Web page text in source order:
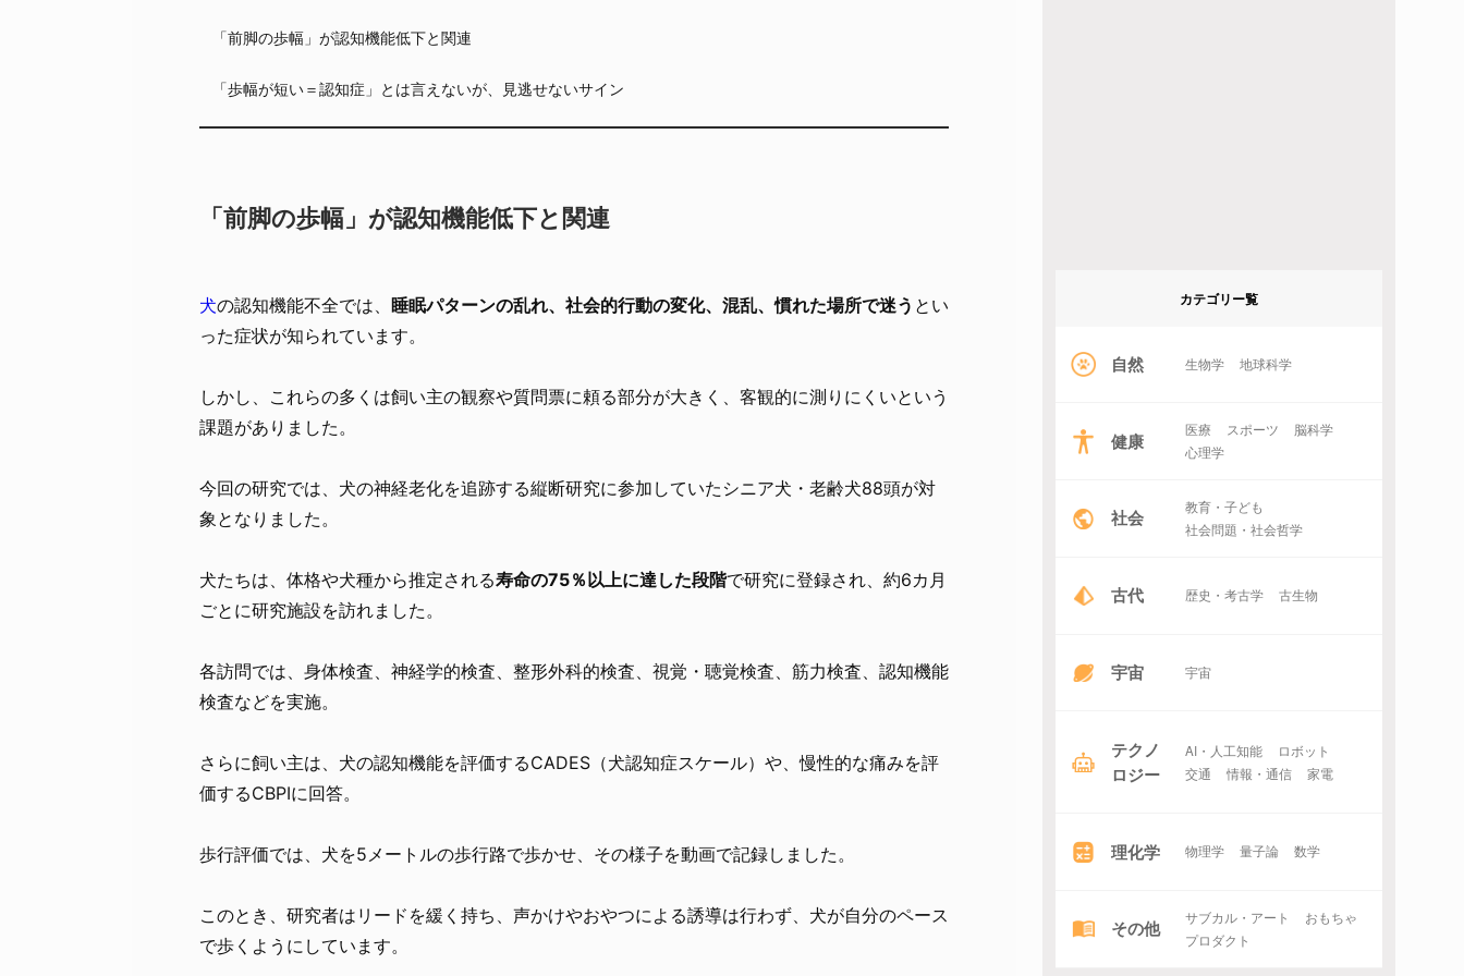
「前脚の歩幅」が認知機能低下と関連
「歩幅が短い＝認知症」とは言えないが、見逃せないサイン
「前脚の歩幅」が認知機能低下と関連
犬の認知機能不全では、 睡眠パターンの乱れ、社会的行動の変化、混乱、慣れた場所で迷う とい
った症状が知られています。
しかし、これらの多くは飼い主の観察や質問票に頼る部分が大きく、客観的に測りにくいという
課題がありました。
今回の研究では、犬の神経老化を追跡する縦断研究に参加していたシニア犬・老齢犬88頭が対
象となりました。
犬たちは、体格や犬種から推定される寿命の75％以上に達した段階で研究に登録され、約6カ月
ごとに研究施設を訪れました。
各訪問では、身体検査、神経学的検査、整形外科的検査、視覚・聴覚検査、筋力検査、認知機能
検査などを実施。
さらに飼い主は、犬の認知機能を評価するCADES（犬認知症スケール）や、慢性的な痛みを評
価するCBPIに回答。
歩行評価では、犬を5メートルの歩行路で歩かせ、その様子を動画で記録しました。
このとき、研究者はリードを緩く持ち、声かけやおやつによる誘導は行わず、犬が自分のペース
で歩くようにしています。
カテゴリー覧
自然 生物学 地球科学
健康 医療 スポーツ
脳科学
心理学
社会
教育・子ども
社会問題・社会哲学
古代 歴史・考古学 古生物
宇宙 宇宙
テクノ
ロジー
AI・人工知能
ロボット
交通
情報・通信 家電
理化学 物理学 量子論 数学
その他 サブカル・アート
おもちゃ
プロダクト